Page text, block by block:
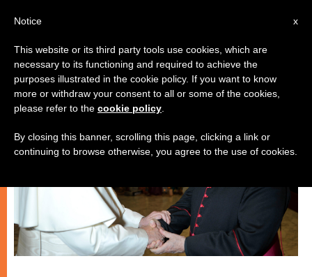
SPIRITUALITÀ E PREGHIERA
x
Notice
This website or its third party tools use cookies, which are
necessary to its functioning and required to achieve the
purposes illustrated in the cookie policy. If you want to know
more or withdraw your consent to all or some of the cookies,
please refer to the cookie policy
By closing this banner, scrolling this page, clicking a link or
continuing to browse otherwise, you agree to the use of cookies.